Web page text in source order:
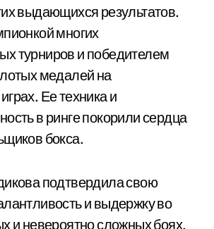
выдающихся результатов.
многих
турниров и победителем
медалей на
Ее техника и
в ринге покорили сердца
бокса.
подтвердила свою
и выдержку во
и невероятно сложных боях.